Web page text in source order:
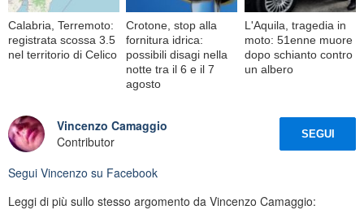
Calabria, Terremoto:
registrata scossa 3.5
nel territorio di Celico
Crotone, stop alla
fornitura idrica:
possibili disagi nella
notte tra il 6 e il 7
agosto
L'Aquila, tragedia in
moto: 51enne muore
dopo schianto contro
un albero
Vincenzo Camaggio
Contributor
SEGUI
Segui Vincenzo su Facebook
Leggi di più sullo stesso argomento da Vincenzo Camaggio: